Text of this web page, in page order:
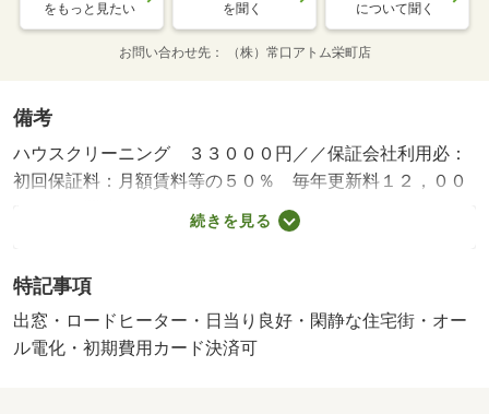
をもっと見たい を聞く について聞く
お問い合わせ先 （株）常口アトム栄町店
備考
ハウスクリーニング ３３０００円／／保証会社利用必：
初回保証料：月額賃料等の５０％ 毎年更新料１２，００
０円／平置駐／バストイレ別／エアコン／クロゼット／フ
ローリング／シャワー付洗面台／室内洗濯置／陽当り良好
／２口コンロ／ＣＡＴＶ／光ファイバー／即入居可／礼金
不要／閑静な住宅地／対面式キッチン／ＩＨクッキングヒ
ーター／照明付／出窓／駐車場１台無料／敷金１ヶ月／Ｃ
続きを見る
特記事項
出窓・ロードヒーター・日当り良好・閑静な住宅街・オー
ル電化・初期費用カード決済可